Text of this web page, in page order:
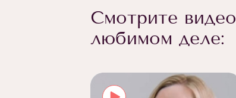
Смотрите
любимом деле: